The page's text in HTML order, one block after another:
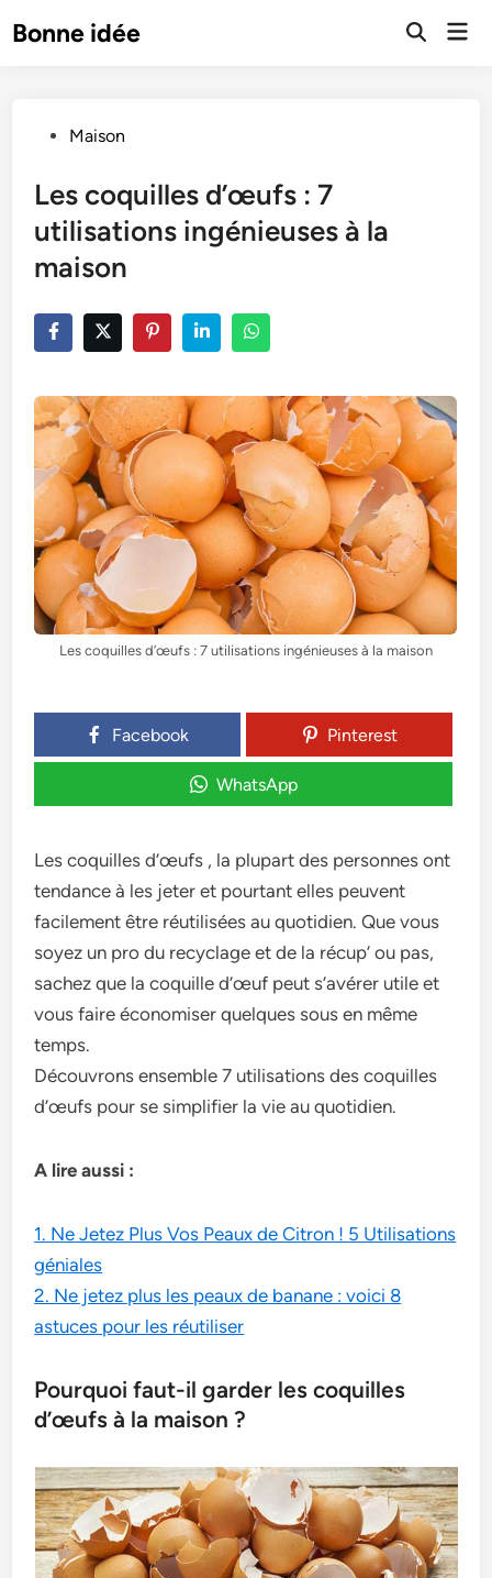
toBonne idée
Open
PostedMaison
Les coquilles d’œufs : 7
utilisations ingénieuses à la
maison
Les coquilles d’œufs : 7 utilisations ingénieuses à la maison
Facebook Pinterest
WhatsApp
Les coquilles d’œufs , la plupart des personnes ont
tendance à les jeter et pourtant elles peuvent
facilement être réutilisées au quotidien. Que vous
soyez un pro du recyclage et de la récup’ ou pas,
sachez que la coquille d’œuf peut s’avérer utile et
vous faire économiser quelques sous en même
temps.
Découvrons ensemble 7 utilisations des coquilles
d’œufs pour se simplifier la vie au quotidien.
A lire aussi :
1. Ne Jetez Plus Vos Peaux de Citron ! 5 Utilisations
géniales
2. Ne jetez plus les peaux de banane : voici 8
astuces pour les réutiliser
Pourquoi faut-il garder les coquilles
d’œufs à la maison ?